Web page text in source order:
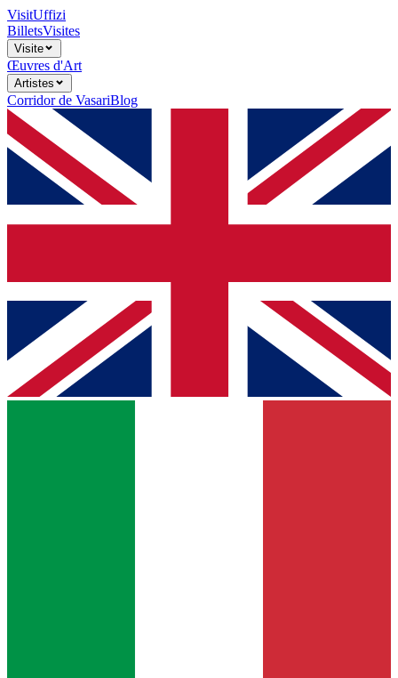
VisitUffizi
BilletsVisites
Visite
Œuvres d'Art
Artistes
Corridor de VasariBlog